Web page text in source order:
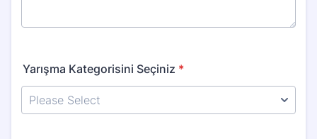
Yarışma Kategorisini Seçiniz *